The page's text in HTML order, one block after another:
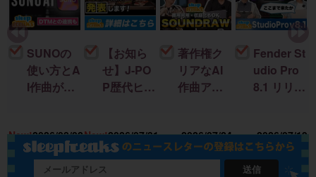
SUNOの
使い方とA
I作曲がわ
に生成AI
を取り入
れる基本
New!2026/08/02
【お知ら
せ】J-PO
P歴代ヒッ
析”する公
開収録イ
ベント開
New!2026/07/31
著作権ク
リアなAI
作曲アプ
Grid」｜M
ac・iOSで
2026/07/24
Fender St
udio Pro
8.1 リリー
点まとめ
2026/07/19
送信